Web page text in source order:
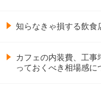
知らなきゃ損する飲食
カフェの内装費、工
っておくべき相場感に